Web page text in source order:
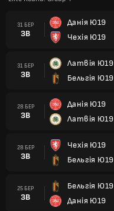
31 БЕР
ЗВ
Данія Ю19
Чехія Ю19
31 БЕР
ЗВ
Латвія Ю19
Бельгія Ю19
28 БЕР
ЗВ
Данія Ю19
Латвія Ю19
28 БЕР
ЗВ
Чехія Ю19
Бельгія Ю19
25 БЕР
ЗВ
Бельгія Ю19
Данія Ю19